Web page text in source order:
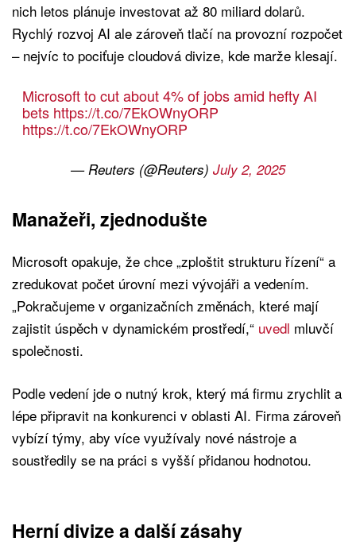
nich letos plánuje investovat až 80 miliard dolarů.
Rychlý rozvoj AI ale zároveň tlačí na provozní rozpočet
– nejvíc to pociťuje cloudová divize, kde marže klesají.
Microsoft to cut about 4% of jobs amid hefty AI
bets https://t.co/7EkOWnyORP
https://t.co/7EkOWnyORP
— Reuters (@Reuters) July 2, 2025
Manažeři, zjednodušte
Microsoft opakuje, že chce „zploštit strukturu řízení“ a
zredukovat počet úrovní mezi vývojáři a vedením.
„Pokračujeme v organizačních změnách, které mají
zajistit úspěch v dynamickém prostředí,“ uvedl mluvčí
společnosti.
Podle vedení jde o nutný krok, který má firmu zrychlit a
lépe připravit na konkurenci v oblasti AI. Firma zároveň
vybízí týmy, aby více využívaly nové nástroje a
soustředily se na práci s vyšší přidanou hodnotou.
Herní divize a další zásahy